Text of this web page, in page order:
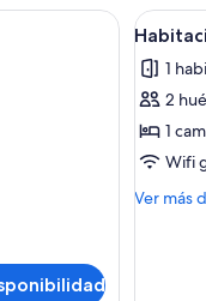
a través de una
hotel moderna con un
Abrir
todas
las
fotos
de
básica
1
1
2
1
Wifi
Ver más
Más